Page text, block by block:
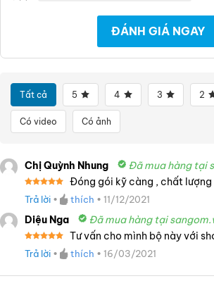
ĐÁNH GIÁ NGAY
Tất cả 5 4 3 2
Có video Có ảnh
Chị Quỳnh Nhung Đã mua hàng tại
hạng5 5
Đóng gói kỹ càng , chất
Trả lời • thích • 11/12/2021
Diệu Nga Đã mua hàng tại
hạng5 5
Tư vấn cho mình bộ này với
Trả lời • thích • 16/03/2021